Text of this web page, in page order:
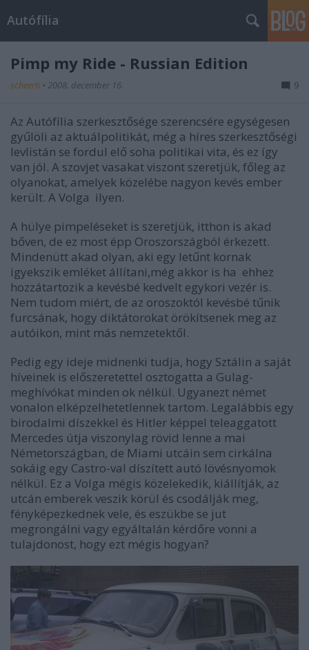
Autófília
Pimp my Ride - Russian Edition
scheerti • 2008. december 16. 9
Az Autófília szerkesztősége szerencsére egységesen
gyűlöli az aktuálpolitikát, még a híres szerkesztőségi
levlistán se fordul elő soha politikai vita, és ez így
van jól. A szovjet vasakat viszont szeretjük, főleg az
olyanokat, amelyek közelébe nagyon kevés ember
került. A Volga ilyen.
A hülye pimpeléseket is szeretjük, itthon is akad
bőven, de ez most épp Oroszországból érkezett.
Mindenütt akad olyan, aki egy letűnt kornak
igyekszik emléket állítani,még akkor is ha ehhez
hozzátartozik a kevésbé kedvelt egykori vezér is.
Nem tudom miért, de az oroszoktól kevésbé tűnik
furcsának, hogy diktátorokat örökítsenek meg az
autóikon, mint más nemzetektől.
Pedig egy ideje midnenki tudja, hogy Sztálin a saját
híveinek is előszeretettel osztogatta a Gulag-
meghívókat minden ok nélkül. Ugyanezt német
vonalon elképzelhetetlennek tartom. Legalábbis egy
birodalmi díszekkel és Hitler képpel teleaggatott
Mercedes útja viszonylag rövid lenne a mai
Németországban, de Miami utcáin sem cirkálna
sokáig egy Castro-val díszített autó lövésnyomok
nélkül. Ez a Volga mégis közelekedik, kiállítják, az
utcán emberek veszik körül és csodálják meg,
fényképezkednek vele, és eszükbe se jut
megrongálni vagy egyáltalán kérdőre vonni a
tulajdonost, hogy ezt mégis hogyan?